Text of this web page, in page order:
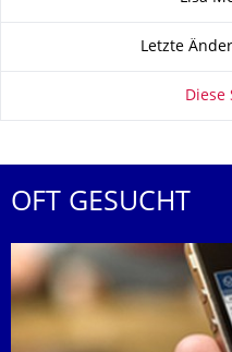
Letzte
OFT GESUCHT